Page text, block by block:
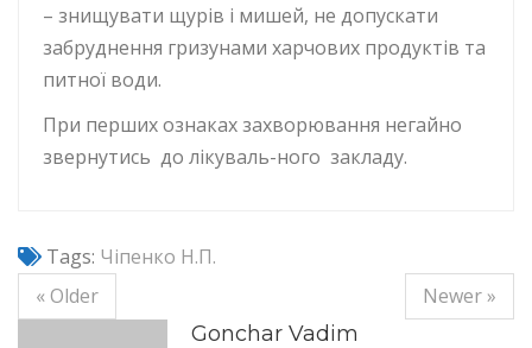
– знищувати щурів і мишей, не допускати
забруднення гризунами харчових продуктів та
питної води.
При перших ознаках захворювання негайно
звернутись до лікуваль-ного закладу.
Tags: Чіпенко Н.П.
« Older
Newer »
Gonchar Vadim